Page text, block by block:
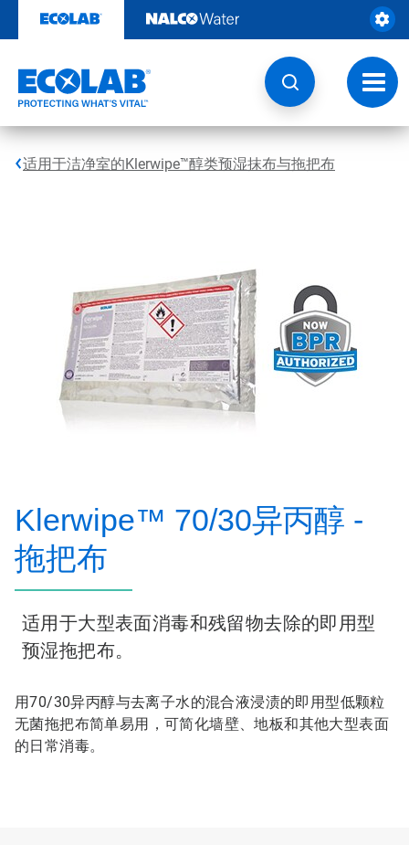
至
切
换
导
航
适用于洁净室的Klerwipe™醇类预湿抹布与拖把布
Klerwipe™ 70/30异丙醇 -
拖把布
适用于大型表面消毒和残留物去除的即用型
预湿拖把布。
用70/30异丙醇与去离子水的混合液浸渍的即用型低颗粒
无菌拖把布简单易用，可简化墙壁、地板和其他大型表面
的日常消毒。